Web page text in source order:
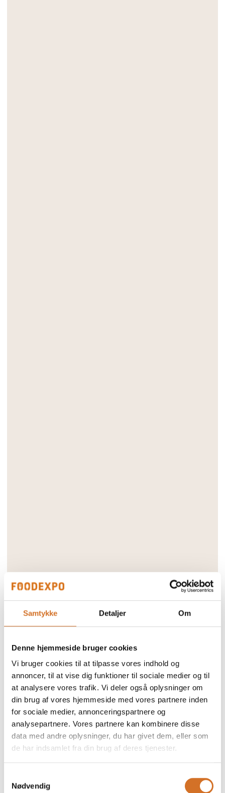
Samtykke Detaljer Om
Denne hjemmeside bruger cookies
Vi bruger cookies til at tilpasse vores indhold og
annoncer, til at vise dig funktioner til sociale medier og til
at analysere vores trafik. Vi deler også oplysninger om
din brug af vores hjemmeside med vores partnere inden
for sociale medier, annonceringspartnere og
analysepartnere. Vores partnere kan kombinere disse
data med andre oplysninger, du har givet dem, eller som
de har indsamlet fra din brug af deres tjenester.
Nødvendig